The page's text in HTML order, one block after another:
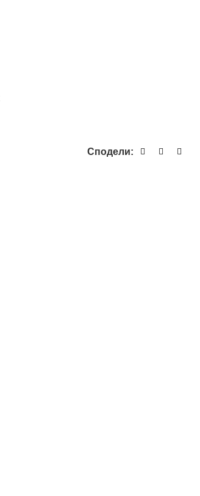
Сподели: